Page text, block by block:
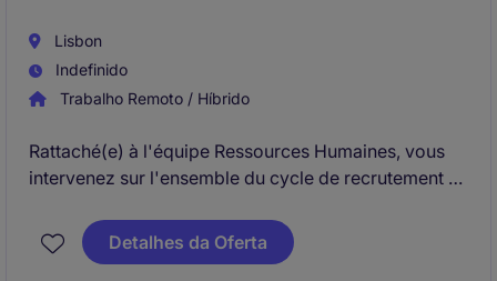
Lisbon
Indefinido
Trabalho Remoto / Híbrido
Rattaché(e) à l'équipe Ressources Humaines, vous
intervenez sur l'ensemble du cycle de recrutement et
des talents. Vous accompagnez les managers dans
l'identification de leurs besoins et participez à
Detalhes da Oferta